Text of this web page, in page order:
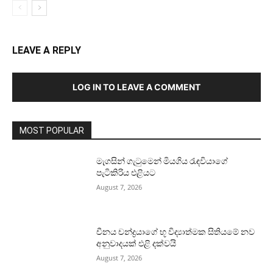
LEAVE A REPLY
LOG IN TO LEAVE A COMMENT
MOST POPULAR
මැගසින් ගැටුමෙන් මියගිය රැඳවියාගේ
පැටිකිරිය එළියට
August 7, 2026
චීනය චන්ද්‍රයාගේ භූ විද්‍යාත්මක සිතියමේ නව
අනුවාදයක් එළි දක්වයි
August 7, 2026